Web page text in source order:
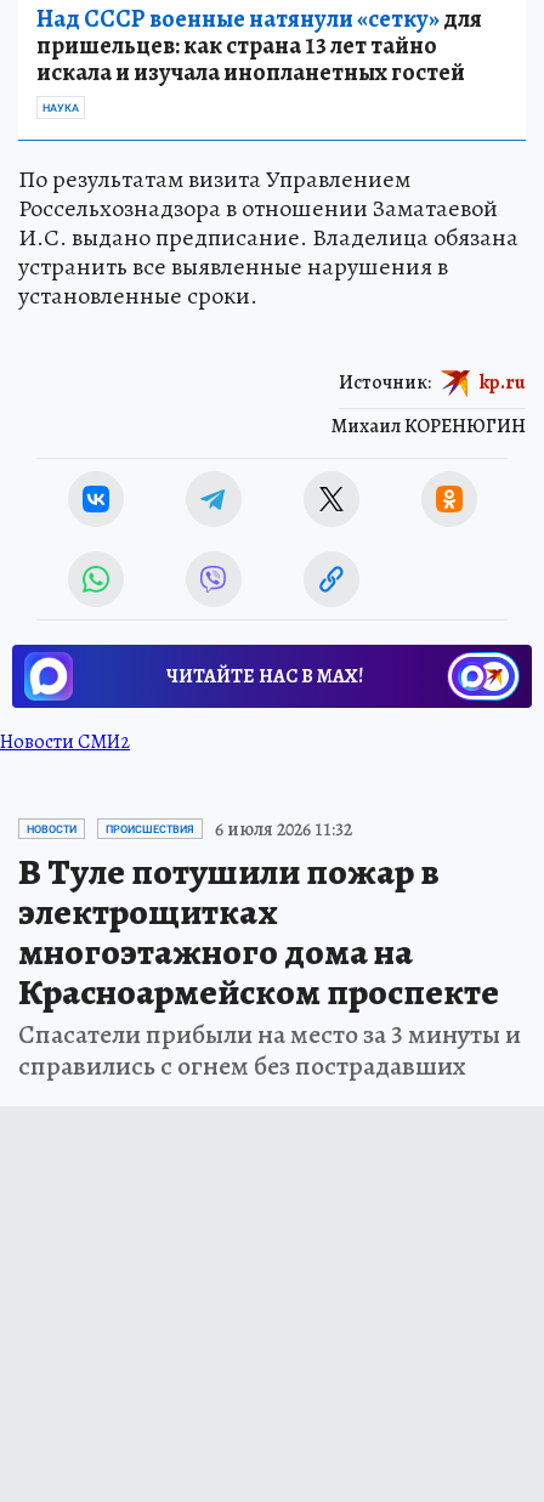
Над СССР военные натянули «сетку»для
пришельцев: как страна 13 лет тайно
искала и изучала инопланетных гостей
НАУКА
По результатам визита Управлением
Россельхознадзора в отношении Заматаевой
И.С. выдано предписание. Владелица обязана
устранить все выявленные нарушения в
установленные сроки.
Михаил КОРЕНЮГИН
Источник: kp.ru
ЧИТАЙТЕ НАС В МАХ!
Новости СМИ2
НОВОСТИ ПРОИСШЕСТВИЯ 6 июля 2026 11:32
В Туле потушили пожар в
электрощитках
многоэтажного дома на
Красноармейском проспекте
Спасатели прибыли на место за 3 минуты и
справились с огнем без пострадавших